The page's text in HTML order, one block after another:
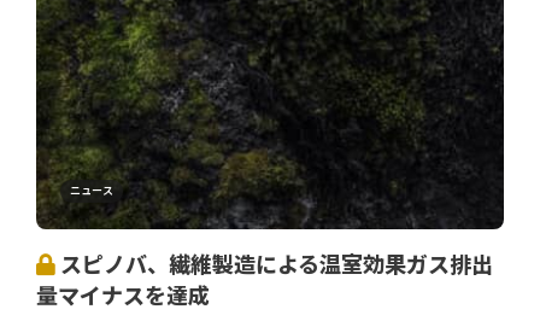
ニュース
スピノバ、繊維製造による温室効果ガス排出
量マイナスを達成